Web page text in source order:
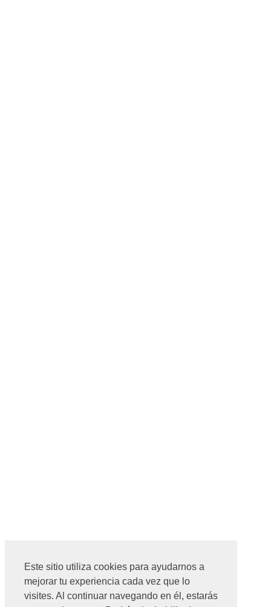
Este sitio utiliza cookies para ayudarnos a
mejorar tu experiencia cada vez que lo
visites. Al continuar navegando en él, estarás